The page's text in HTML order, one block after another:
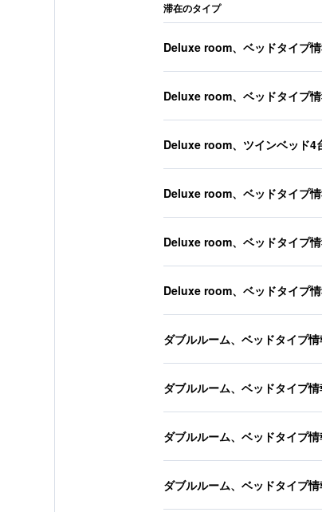
滞在のタイプ
Deluxe room、ベッドタイプ
Deluxe room、ベッドタイプ
Deluxe room、ツインベッド4
Deluxe room、ベッドタイプ
Deluxe room、ベッドタイプ
Deluxe room、ベッドタイプ
ダブルルーム、ベッドタイプ
ダブルルーム、ベッドタイプ
ダブルルーム、ベッドタイプ
ダブルルーム、ベッドタイプ